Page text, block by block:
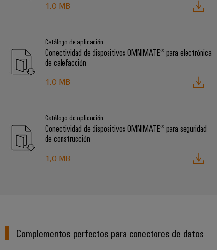
1,0 MB
Catálogo de aplicación
Conectividad de dispositivos OMNIMATE® para electrónica
de calefacción
1,0 MB
Catálogo de aplicación
Conectividad de dispositivos OMNIMATE® para seguridad
de construcción
1,0 MB
Complementos perfectos para conectores de datos